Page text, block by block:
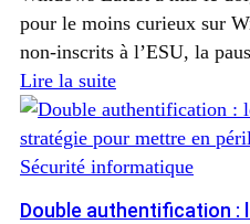
pour le moins curieux sur
non-inscrits à l’ESU, la
Lire la suite
Sécurité informatique
Double authentification :